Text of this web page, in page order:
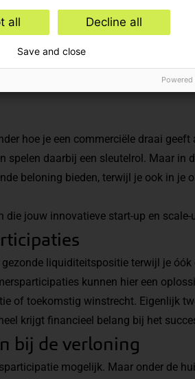
hoe je een commerciële draai geeft
spelen daarbij een sleutelrol. Maar in
beloning bieden, terwijl je ook in je
die jouw innovatieve start-up en scale-
liquiditeitspositie terwijl je óók
kunnen hier een
of toekomstig winstrecht. Eigenlijk
krijgt financieel belang bij het
bij de verloning
mogelijk. Maar onder de
all Decline all
Save and close
Powered